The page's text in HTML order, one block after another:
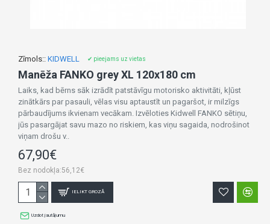
Zīmols:: KIDWELL ✔ pieejams uz vietas
Manēža FANKO grey XL 120x180 cm
Laiks, kad bērns sāk izrādīt patstāvīgu motorisko aktivitāti, kļūst
zinātkārs par pasauli, vēlas visu aptaustīt un pagaršot, ir milzīgs
pārbaudījums ikvienam vecākam. Izvēloties Kidwell FANKO sētiņu,
jūs pasargājat savu mazo no riskiem, kas viņu sagaida, nodrošinot
viņam drošu v..
67,90€
Bez nodokļa:56,12€
IELIKT GROZĀ
Uzdot jautājumu